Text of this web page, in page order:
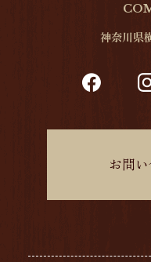
神奈川県
お問